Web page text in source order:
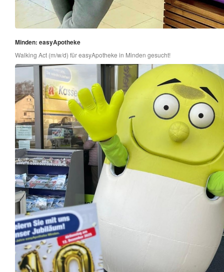
Minden: easyApotheke
Walking Act (m/w/d) für easyApotheke in Minden gesucht!